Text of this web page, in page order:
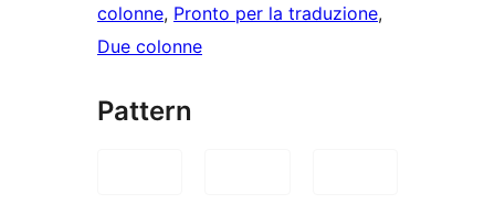
colonne, Pronto per la traduzione
Due colonne
Pattern